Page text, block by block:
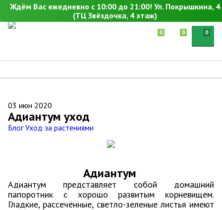
Ждём Вас ежедневно с 10:00 до 21:00! Ул. Покрышкина, 4
(ТЦ Звёздочка, 4 этаж)
0
0 0
03 июн 2020
Адиантум уход
БлогУход за растениями
Адиантум
Адиантум представляет собой домашний
папоротник с хорошо развитым корневищем.
Гладкие, рассечённые, светло-зеленые листья имеют